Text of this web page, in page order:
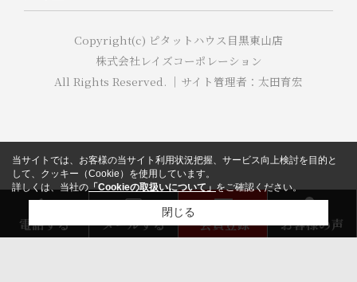
Copyright(c) ピタットハウス目黒東山店
株式会社レイズコーポレーション
All Rights Reserved. ｜サイト管理者：太田育宏
電話する メールする 会員登録 お客様の声
当サイトでは、お客様の当サイト利用状況把握、サービス向上検討を目的と
して、クッキー（Cookie）を使用しています。
詳しくは、当社の「Cookieの取扱いについて」をご確認ください。
閉じる